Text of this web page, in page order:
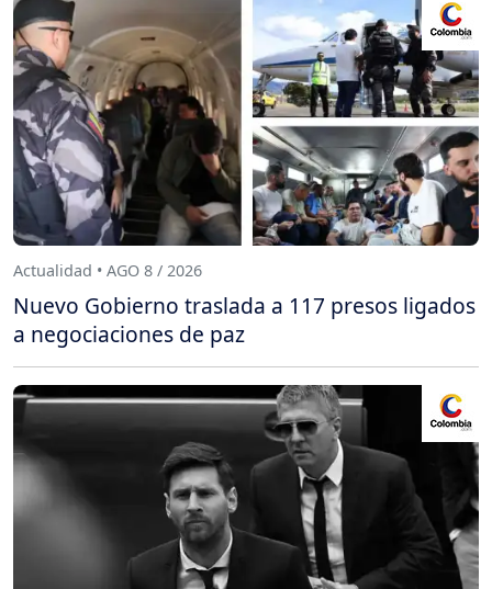
Actualidad • AGO 8 / 2026
Nuevo Gobierno traslada a 117 presos ligados
a negociaciones de paz